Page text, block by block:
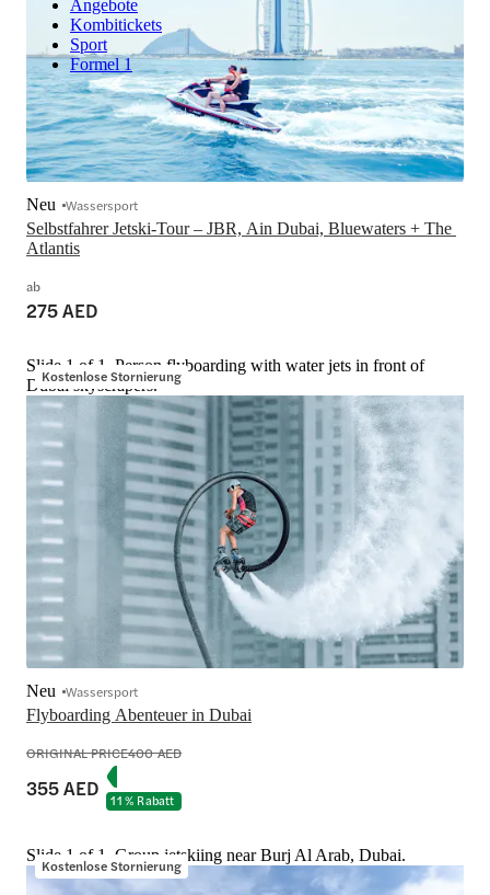
Angebote
Kombitickets
Sport
Formel 1
Selbstfahrer Jetski-Tour – JBR, Ain Dubai, Bluewaters + The
Atlantis
Neu Wassersport
ab
275 AED
Kostenlose Stornierung
Slide 1 of 1, Person flyboarding with water jets in front of
Dubai skyscrapers.
Flyboarding Abenteuer in Dubai
Neu Wassersport
ORIGINAL PRICE400 AED
355 AED 11 % Rabatt
Kostenlose Stornierung
Slide 1 of 1, Group jetskiing near Burj Al Arab, Dubai.